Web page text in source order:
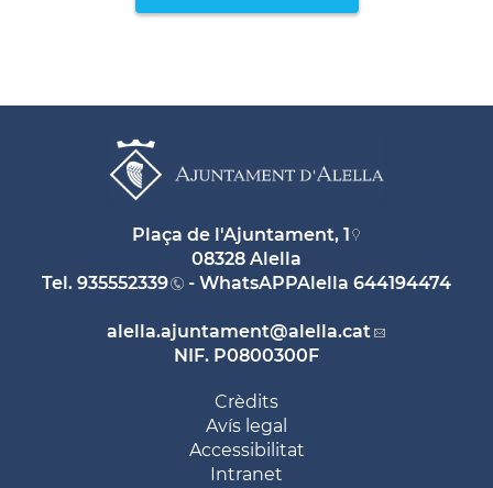
Plaça de l'Ajuntament, 1
08328 Alella
Tel. 935552339 - WhatsAPPAlella 644194474
alella.ajuntament@alella.cat
NIF. P0800300F
Crèdits
Avís legal
Accessibilitat
Intranet